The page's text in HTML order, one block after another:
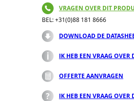
VRAGEN OVER DIT
BEL: +31(0)88 181 8666
DOWNLOAD DE
IK HEB EEN VRAAG OVER
OFFERTE AANVRAGEN
IK HEB EEN VRAAG OVER